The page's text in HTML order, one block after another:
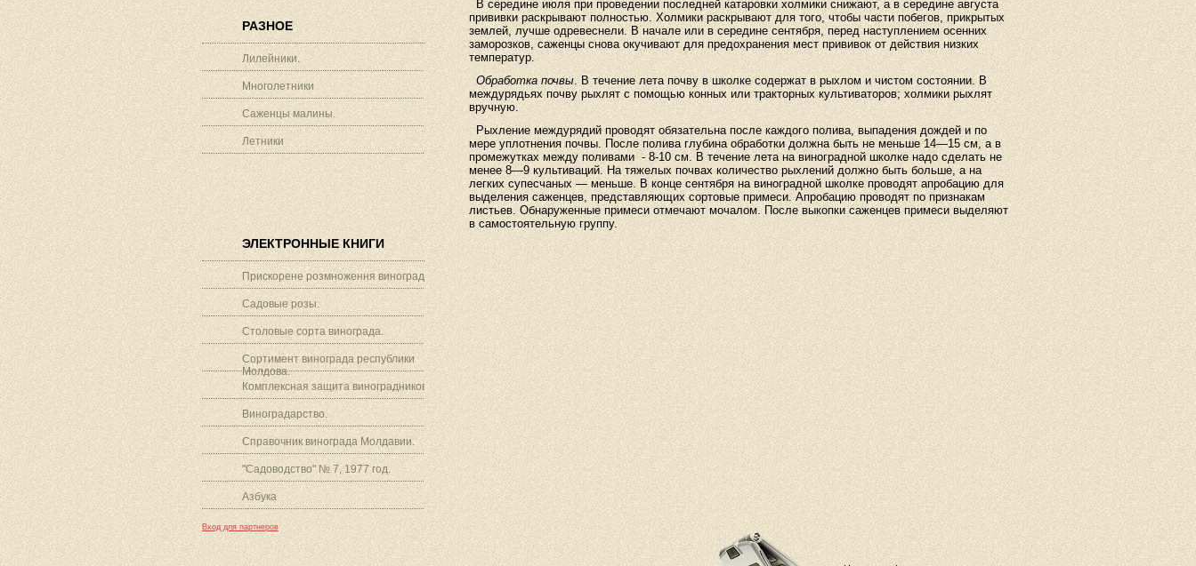
РАЗНОЕ
Лилейники.
Многолетники
Саженцы малины.
Летники
ЭЛЕКТРОННЫЕ КНИГИ
Прискорене розмноження винограду.
Садовые розы.
Столовые сорта винограда.
Сортимент винограда республики
Молдова.
Комплексная защита виноградников.
Виноградарство.
Справочник винограда Молдавии.
"Садоводство" № 7, 1977 год.
Азбука
Вход для партнеров
В середине июля при проведении последней катаровки холмики снижают, а в середине августа
прививки раскрывают полностью. Холмики раскрывают для того, чтобы части побегов, прикрытых
землей, лучше одревеснели. В начале или в середине сентября, перед наступлением осенних
заморозков, саженцы снова окучивают для предохранения мест прививок от действия низких
температур.
Обработка почвы. В течение лета почву в школке содержат в рыхлом и чистом состоянии. В
междурядьях почву рыхлят с помощью конных или тракторных культиваторов; холмики рыхлят
вручную.
Рыхление междурядий проводят обязательна после каждого полива, выпадения дождей и по
мере уплотнения почвы. После полива глубина обработки должна быть не меньше 14—15 см, а в
промежутках между поливами - 8-10 см. В течение лета на виноградной школке надо сделать не
менее 8—9 культиваций. На тяжелых почвах количество рыхлений должно быть больше, а на
легких супесчаных — меньше. В конце сентября на виноградной школке проводят апробацию для
выделения саженцев, представляющих сортовые примеси. Апробацию проводят по признакам
листьев. Обнаруженные примеси отмечают мочалом. После выкопки саженцев примеси выделяют
в самостоятельную группу.